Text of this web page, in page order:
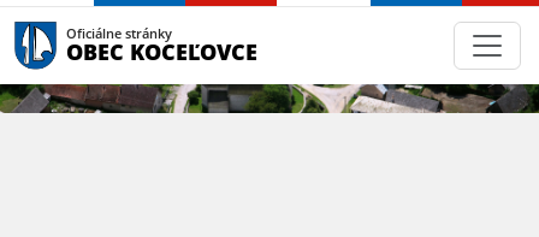
Oficiálne stránky
OBEC KOCEĽOVCE